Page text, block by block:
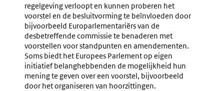
regelgeving verloopt en kunnen proberen het
voorstel en de besluitvorming te beïnvloeden door
bijvoorbeeld Europarlementariërs van de
desbetreffende commissie te benaderen met
voorstellen voor standpunten en amendementen.
Soms biedt het Europees Parlement op eigen
initiatief belanghebbenden de mogelijkheid hun
mening te geven over een voorstel, bijvoorbeeld
door het organiseren van hoorzittingen.